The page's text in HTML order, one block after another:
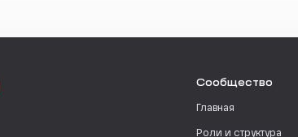
Сообщество
Главная
Роли и структура